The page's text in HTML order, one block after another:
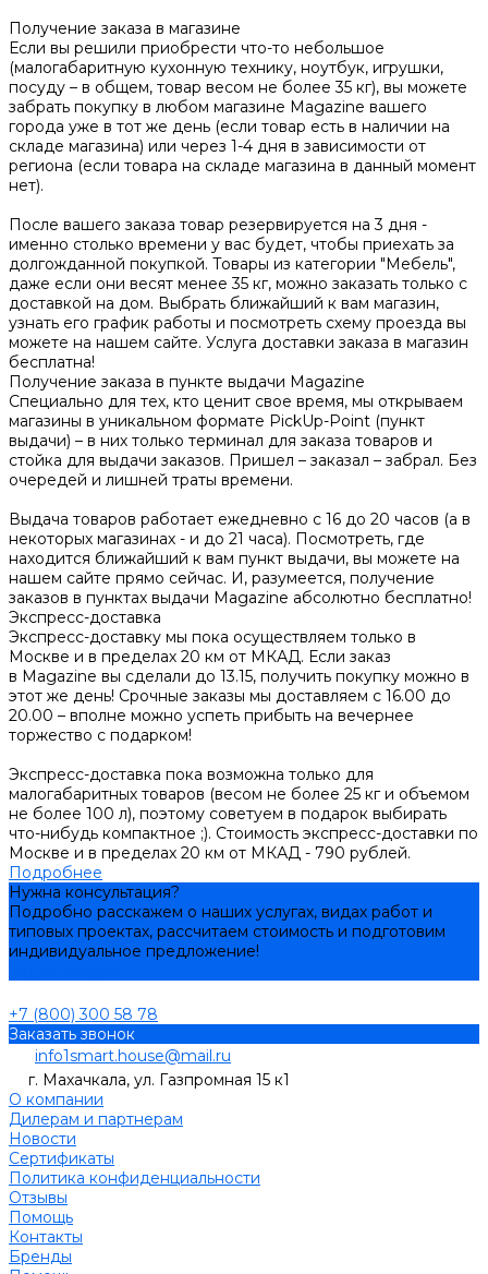
Получение заказа в магазине
Если вы решили приобрести что-то небольшое
(малогабаритную кухонную технику, ноутбук, игрушки,
посуду – в общем, товар весом не более 35 кг), вы можете
забрать покупку в любом магазине Magazine вашего
города уже в тот же день (если товар есть в наличии на
складе магазина) или через 1-4 дня в зависимости от
региона (если товара на складе магазина в данный момент
нет).
После вашего заказа товар резервируется на 3 дня -
именно столько времени у вас будет, чтобы приехать за
долгожданной покупкой. Товары из категории "Мебель",
даже если они весят менее 35 кг, можно заказать только с
доставкой на дом. Выбрать ближайший к вам магазин,
узнать его график работы и посмотреть схему проезда вы
можете на нашем сайте. Услуга доставки заказа в магазин
бесплатна!
Получение заказа в пункте выдачи Magazine
Специально для тех, кто ценит свое время, мы открываем
магазины в уникальном формате PickUp-Point (пункт
выдачи) – в них только терминал для заказа товаров и
стойка для выдачи заказов. Пришел – заказал – забрал. Без
очередей и лишней траты времени.
Выдача товаров работает ежедневно с 16 до 20 часов (а в
некоторых магазинах - и до 21 часа). Посмотреть, где
находится ближайший к вам пункт выдачи, вы можете на
нашем сайте прямо сейчас. И, разумеется, получение
заказов в пунктах выдачи Magazine абсолютно бесплатно!
Экспресс-доставка
Экспресс-доставку мы пока осуществляем только в
Москве и в пределах 20 км от МКАД. Если заказ
в Magazine вы сделали до 13.15, получить покупку можно в
этот же день! Срочные заказы мы доставляем с 16.00 до
20.00 – вполне можно успеть прибыть на вечернее
торжество с подарком!
Экспресс-доставка пока возможна только для
малогабаритных товаров (весом не более 25 кг и объемом
не более 100 л), поэтому советуем в подарок выбирать
что-нибудь компактное ;). Стоимость экспресс-доставки по
Москве и в пределах 20 км от МКАД - 790 рублей.
Подробнее
Нужна консультация?
Подробно расскажем о наших услугах, видах работ и
типовых проектах, рассчитаем стоимость и подготовим
индивидуальное предложение!
+7 (800) 300 58 78
Заказать звонок
info1smart.house@mail.ru
г. Махачкала, ул. Газпромная 15 к1
О компании
Дилерам и партнерам
Новости
Сертификаты
Политика конфиденциальности
Отзывы
Помощь
Контакты
Бренды